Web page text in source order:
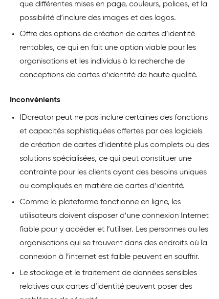
que différentes mises en page, couleurs, polices, et la
possibilité d’inclure des images et des logos.
Offre des options de création de cartes d’identité
rentables, ce qui en fait une option viable pour les
organisations et les individus à la recherche de
conceptions de cartes d’identité de haute qualité.
Inconvénients
IDcreator peut ne pas inclure certaines des fonctions
et capacités sophistiquées offertes par des logiciels
de création de cartes d’identité plus complets ou des
solutions spécialisées, ce qui peut constituer une
contrainte pour les clients ayant des besoins uniques
ou compliqués en matière de cartes d’identité.
Comme la plateforme fonctionne en ligne, les
utilisateurs doivent disposer d’une connexion Internet
fiable pour y accéder et l’utiliser. Les personnes ou les
organisations qui se trouvent dans des endroits où la
connexion à l’internet est faible peuvent en souffrir.
Le stockage et le traitement de données sensibles
relatives aux cartes d’identité peuvent poser des